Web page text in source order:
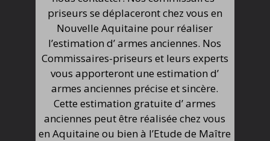
priseurs se déplaceront chez vous en
Nouvelle Aquitaine pour réaliser
l’estimation d’ armes anciennes. Nos
Commissaires-priseurs et leurs experts
vous apporteront une estimation d’
armes anciennes précise et sincère.
Cette estimation gratuite d’ armes
anciennes peut être réalisée chez vous
en Aquitaine ou bien à l’Etude de Maître